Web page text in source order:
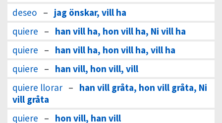
deseo – jag önskar, vill ha
quiere – han vill ha, hon vill ha, Ni vill ha
quiere – han vill ha, hon vill ha, vill ha
quiere – han vill, hon vill, vill
quiere llorar – han vill gråta, hon vill gråta, Ni
vill gråta
quiere – hon vill, han vill